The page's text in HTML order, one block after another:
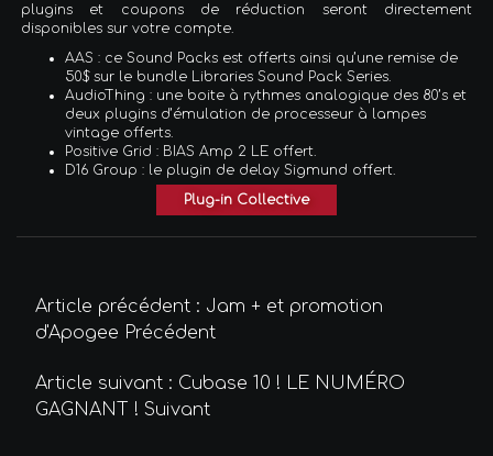
plugins et coupons de réduction seront directement
disponibles sur votre compte.
AAS : ce Sound Packs est offerts ainsi qu’une remise de
50$ sur le bundle Libraries Sound Pack Series.
AudioThing : une boite à rythmes analogique des 80’s et
deux plugins d’émulation de processeur à lampes
vintage offerts.
Positive Grid : BIAS Amp 2 LE offert.
D16 Group : le plugin de delay Sigmund offert.
Plug-in Collective
Article précédent : Jam + et promotion
d'Apogee Précédent
Article suivant : Cubase 10 ! LE NUMÉRO
GAGNANT ! Suivant